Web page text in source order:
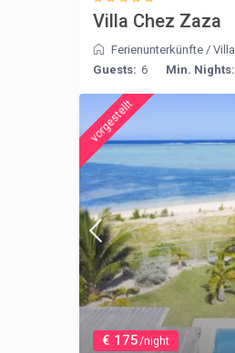
Villa Chez Zaza
Ferienunterkünfte / Villa
Guests: 6 Min. Nights:
€ 175/night
vorgestellt